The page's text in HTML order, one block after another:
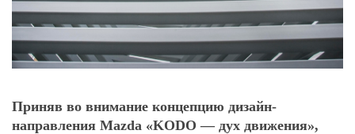
Приняв во внимание концепцию дизайн-
направления Mazda «KODO — дух движения»,